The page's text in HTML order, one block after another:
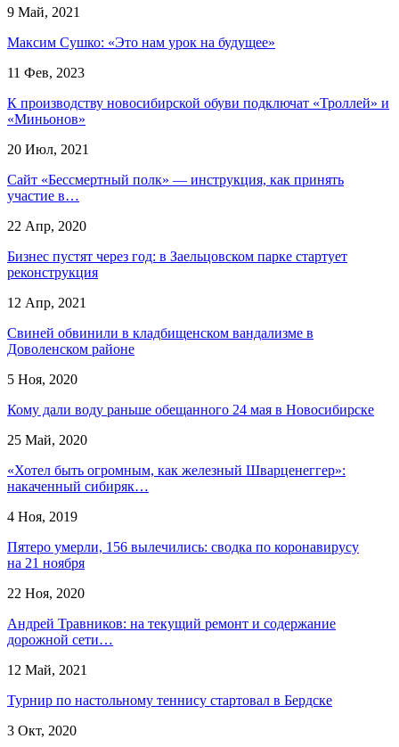
9 Май, 2021
Максим Сушко: «Это нам урок на будущее»
11 Фев, 2023
К производству новосибирской обуви подключат «Троллей» и
«Миньонов»
20 Июл, 2021
Сайт «Бессмертный полк» — инструкция, как принять
участие в…
22 Апр, 2020
Бизнес пустят через год: в Заельцовском парке стартует
реконструкция
12 Апр, 2021
Свиней обвинили в кладбищенском вандализме в
Доволенском районе
5 Ноя, 2020
Кому дали воду раньше обещанного 24 мая в Новосибирске
25 Май, 2020
«Хотел быть огромным, как железный Шварценеггер»:
накаченный сибиряк…
4 Ноя, 2019
Пятеро умерли, 156 вылечились: сводка по коронавирусу
на 21 ноября
22 Ноя, 2020
Андрей Травников: на текущий ремонт и содержание
дорожной сети…
12 Май, 2021
Турнир по настольному теннису стартовал в Бердске
3 Окт, 2020